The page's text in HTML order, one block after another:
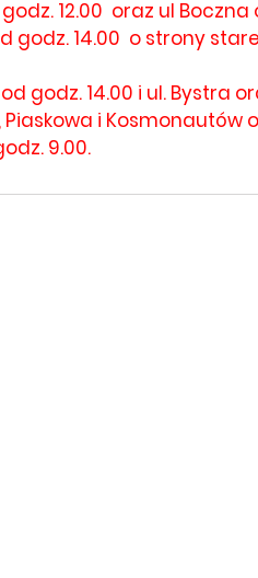
12.00  oraz ul
godz. 14.00  o strony
godz. 14.00 i ul. Bystra
i Kosmonautów
9.00.